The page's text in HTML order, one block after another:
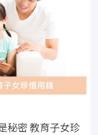
秘密 教育子女珍